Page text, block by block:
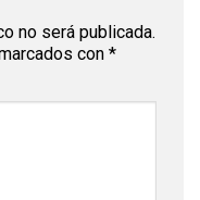
no será publicada.
con *